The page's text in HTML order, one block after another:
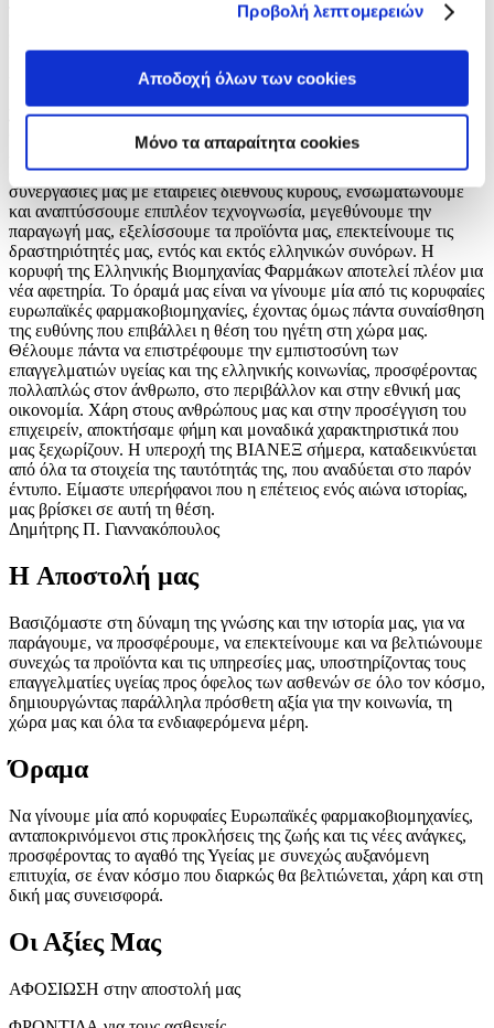
Προβολή λεπτομερειών
Αποδοχή όλων των cookies
Μόνο τα απαραίτητα cookies
Τα θεμέλια που έθεσε ο Ιδρυτής Παύλος Γιαννακόπουλος και
Ελληνικής Βιομηχανίας Φαρμάκων, είναι στέρεα και ακλόνητα.
Αποτελούν δε εγγύηση, αλλά και εφαλτήριο για την κάθε επόμενη
μέρα. Συνεχίζουμε την ανοδική μας πορεία και την στηρίζουμε
χάρη σε μια σειρά από αλληλοτροφοδοτούμενες στρατηγικές
επιλογές που εφαρμόζονται με συνέπεια σε όλο το φάσμα
λειτουργίας μας. Επενδύουμε σε νέες υπερσύγχρονες
εργοστασιακές μονάδες και εγκαταστάσεις, αυξάνουμε τις
συνεργασίες μας με εταιρείες διεθνούς κύρους, ενσωματώνουμε
και αναπτύσσουμε επιπλέον τεχνογνωσία, μεγεθύνουμε την
παραγωγή μας, εξελίσσουμε τα προϊόντα μας, επεκτείνουμε τις
δραστηριότητές μας, εντός και εκτός ελληνικών συνόρων. Η
κορυφή της Ελληνικής Βιομηχανίας Φαρμάκων αποτελεί πλέον μια
νέα αφετηρία. Το όραμά μας είναι να γίνουμε μία από τις κορυφαίες
ευρωπαϊκές φαρμακοβιομηχανίες, έχοντας όμως πάντα συναίσθηση
της ευθύνης που επιβάλλει η θέση του ηγέτη στη χώρα μας.
Θέλουμε πάντα να επιστρέφουμε την εμπιστοσύνη των
επαγγελματιών υγείας και της ελληνικής κοινωνίας, προσφέροντας
πολλαπλώς στον άνθρωπο, στο περιβάλλον και στην εθνική μας
οικονομία. Χάρη στους ανθρώπους μας και στην προσέγγιση του
επιχειρείν, αποκτήσαμε φήμη και μοναδικά χαρακτηριστικά που
μας ξεχωρίζουν. Η υπεροχή της ΒΙΑΝΕΞ σήμερα, καταδεικνύεται
από όλα τα στοιχεία της ταυτότητάς της, που αναδύεται στο παρόν
έντυπο. Είμαστε υπερήφανοι που η επέτειος ενός αιώνα ιστορίας,
μας βρίσκει σε αυτή τη θέση.
Δημήτρης Π. Γιαννακόπουλος
H Αποστολή μας
Βασιζόμαστε στη δύναμη της γνώσης και την ιστορία μας, για να
παράγουμε, να προσφέρουμε, να επεκτείνουμε και να βελτιώνουμε
συνεχώς τα προϊόντα και τις υπηρεσίες μας, υποστηρίζοντας τους
επαγγελματίες υγείας προς όφελος των ασθενών σε όλο τον κόσμο,
δημιουργώντας παράλληλα πρόσθετη αξία για την κοινωνία, τη
χώρα μας και όλα τα ενδιαφερόμενα μέρη.
Όραμα
Να γίνουμε μία από κορυφαίες Ευρωπαϊκές φαρμακοβιομηχανίες,
ανταποκρινόμενοι στις προκλήσεις της ζωής και τις νέες ανάγκες,
προσφέροντας το αγαθό της Υγείας με συνεχώς αυξανόμενη
επιτυχία, σε έναν κόσμο που διαρκώς θα βελτιώνεται, χάρη και στη
δική μας συνεισφορά.
Οι Αξίες Μας
ΑΦΟΣΙΩΣΗ στην αποστολή μας